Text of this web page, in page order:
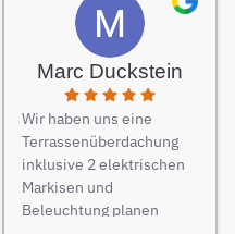
von Freunden haben wir
unseren Zaun bei Berg
Zäune beauftragt und es
keine Sekunde bereut.
Dieser Tipp war wirklich
Gold wert! Von Angebot
bis zur Fertigstellung des
Zauns, verlief alles
absolut reibungslos. Alle
Fragen wurden im
Marc Duckstein
Wir haben uns eine
Terrassenüberdachung
inklusive 2 elektrischen
Markisen und
Beleuchtung planen